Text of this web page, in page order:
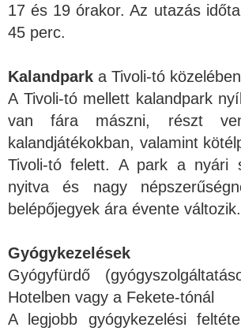
17 és 19 órakor. Az utazás
45 perc.
Kalandpark a Tivoli-tó közelében
A Tivoli-tó mellett kalandpark
van fára mászni, részt
kalandjátékokban, valamint
Tivoli-tó felett. A park a nyári
nyitva és nagy
belépőjegyek ára évente változik.
Gyógykezelések
Gyógyfürdő
Hotelben vagy a Fekete-tónál
A legjobb gyógykezelési